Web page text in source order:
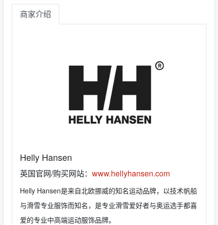
商家介绍
Helly Hansen
英国官网/购买网站： www.hellyhansen.com
Helly Hansen是来自北欧挪威的知名运动品牌，以技术帆船
与滑雪专业服饰而知名，是专业滑雪爱好者与奥运选手都喜
爱的专业中高端运动服饰品牌。